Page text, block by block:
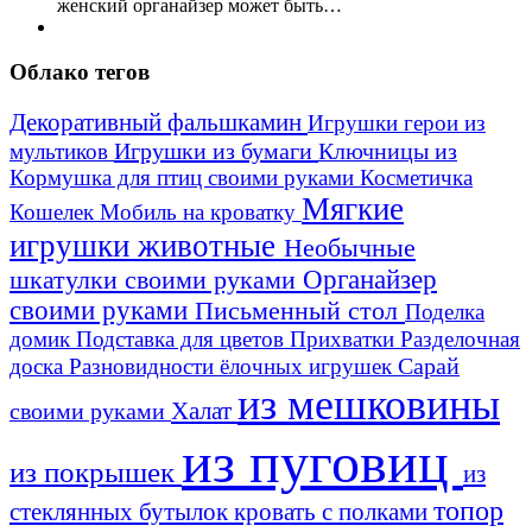
женский органайзер может быть…
Облако тегов
Декоративный фальшкамин Игрушки герои из
мультиков Игрушки из бумаги Ключницы из
Кормушка для птиц своими руками Косметичка
Кошелек Мобиль на кроватку Мягкие
игрушки животные Необычные
шкатулки своими руками Органайзер
своими руками Письменный стол Поделка
домик Подставка для цветов Прихватки Разделочная
доска Разновидности ёлочных игрушек Сарай
своими руками Халат из мешковины
из покрышек из пуговиц из
стеклянных бутылоккровать с полками топор